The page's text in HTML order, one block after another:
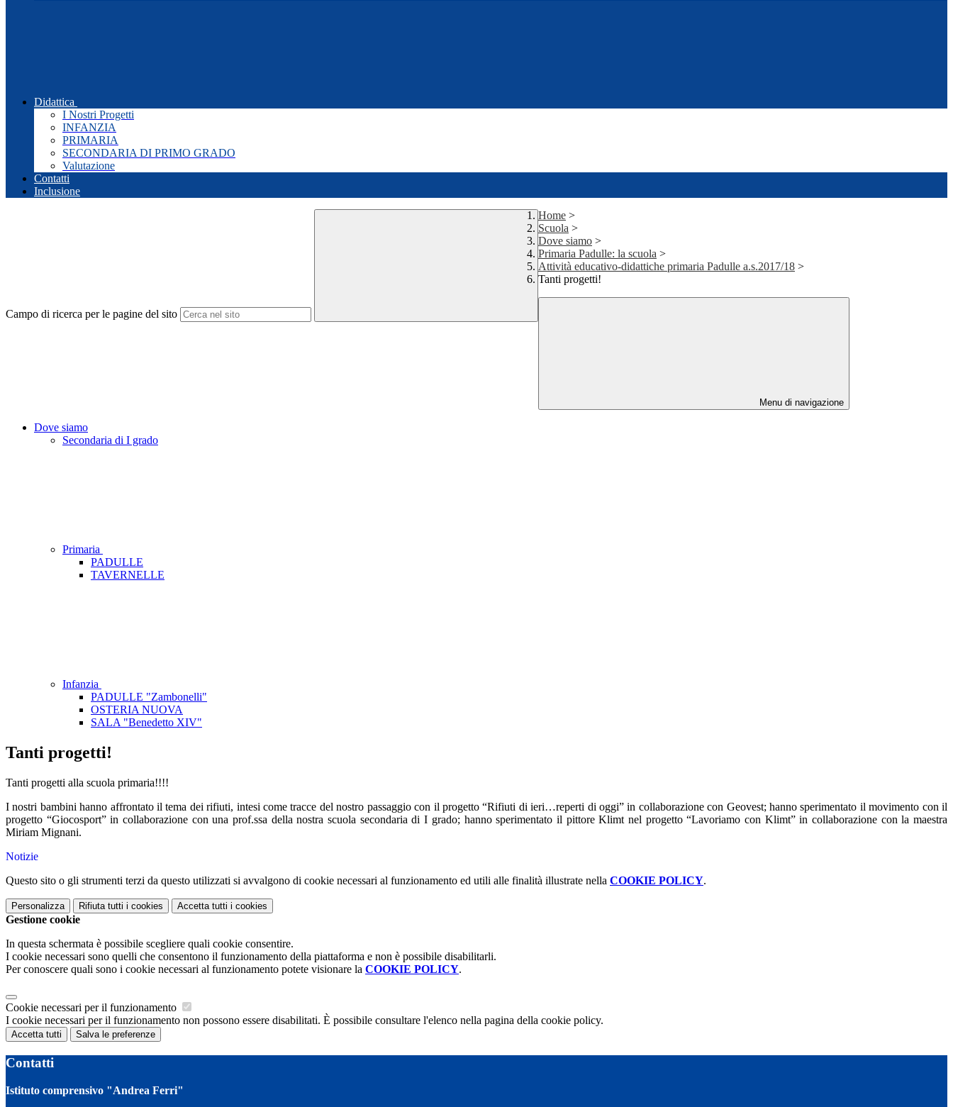
Didattica
I Nostri Progetti
INFANZIA
PRIMARIA
SECONDARIA DI PRIMO GRADO
Valutazione
Contatti
Inclusione
Campo di ricerca per le pagine del sito
Home >
Scuola >
Dove siamo >
Primaria Padulle: la scuola >
Attività educativo-didattiche primaria Padulle a.s.2017/18 >
Tanti progetti!
Menu di navigazione
Dove siamo
Secondaria di I grado
Primaria
PADULLE
TAVERNELLE
Infanzia
PADULLE "Zambonelli"
OSTERIA NUOVA
SALA "Benedetto XIV"
Tanti progetti!
Tanti progetti alla scuola primaria!!!!
I nostri bambini hanno affrontato il tema dei rifiuti, intesi come tracce del nostro passaggio con il progetto “Rifiuti di ieri…reperti di oggi” in collaborazione con Geovest; hanno sperimentato il movimento con il
progetto “Giocosport” in collaborazione con una prof.ssa della nostra scuola secondaria di I grado; hanno sperimentato il pittore Klimt nel progetto “Lavoriamo con Klimt” in collaborazione con la maestra
Miriam Mignani.
Notizie
Questo sito o gli strumenti terzi da questo utilizzati si avvalgono di cookie necessari al funzionamento ed utili alle finalità illustrate nella COOKIE POLICY.
Personalizza Rifiuta tutti i cookies Accetta tutti i cookies
Gestione cookie
In questa schermata è possibile scegliere quali cookie consentire.
I cookie necessari sono quelli che consentono il funzionamento della piattaforma e non è possibile disabilitarli.
Per conoscere quali sono i cookie necessari al funzionamento potete visionare la COOKIE POLICY.
Cookie necessari per il funzionamento
I cookie necessari per il funzionamento non possono essere disabilitati. È possibile consultare l'elenco nella pagina della cookie policy.
Accetta tutti Salva le preferenze
Contatti
Istituto comprensivo "Andrea Ferri"